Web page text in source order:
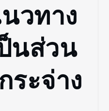
วทาง
นส่วน
ระจ่าง